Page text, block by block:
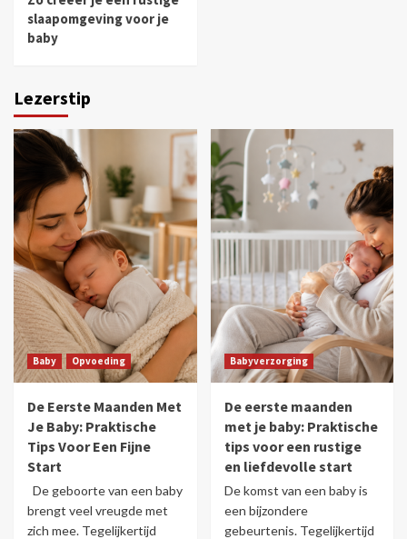
slaapomgeving voor je
baby
Lezerstip
Baby Opvoeding
De Eerste Maanden Met
Je Baby: Praktische
Tips Voor Een Fijne
Start
De geboorte van een baby
brengt veel vreugde met
zich mee. Tegelijkertijd
Babyverzorging
De eerste maanden
met je baby: Praktische
tips voor een rustige
en liefdevolle start
De komst van een baby is
een bijzondere
gebeurtenis. Tegelijkertijd